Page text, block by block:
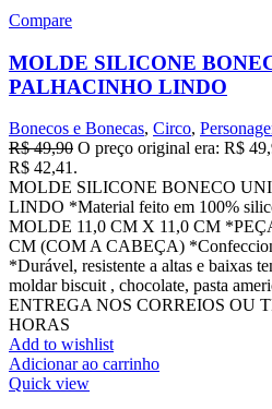
Compare
MOLDE SILICONE
PALHACINHO LINDO
Bonecos e Bonecas, Circo,
R$49,90 O preço original era: R$
R$ 42,41.
MOLDE SILICONE BONECO
LINDO *Material feito em 100%
MOLDE 11,0 CM X 11,0 CM
CM (COM A CABEÇA)
*Durável, resistente a altas e baixas
moldar biscuit , chocolate, pasta
ENTREGA NOS CORREIOS OU
HORAS
Add to wishlist
Adicionar ao carrinho
Quick view